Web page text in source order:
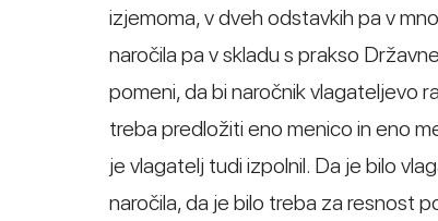
izjemoma, v dveh odstavkih pa v
naročila pa v skladu s prakso
pomeni, da bi naročnik vlagateljevo
treba predložiti eno menico in eno
je vlagatelj tudi izpolnil. Da je bilo
naročila, da je bilo treba za resnost